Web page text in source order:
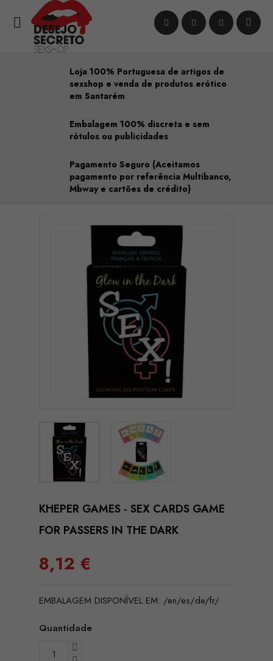

Loja 100% Portuguesa de artigos de
sexshop e venda de produtos erótico
em Santarém
Embalagem 100% discreta e sem
rótulos ou publicidades
Pagamento Seguro (Aceitamos
pagamento por referência Multibanco,
Mbway e cartões de crédito)
KHEPER GAMES - SEX CARDS GAME
FOR PASSERS IN THE DARK
8,12 €
EMBALAGEM DISPONÍVEL EM: /en/es/de/fr/
Quantidade